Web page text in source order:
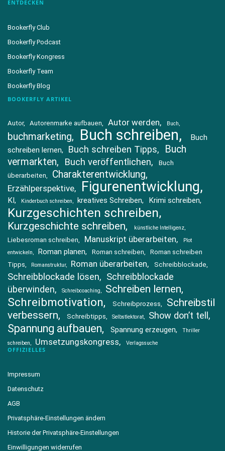
ENTDECKEN
Bookerfly Club
Bookerfly Podcast
Bookerfly Kongress
Bookerfly Team
Bookerfly Blog
BOOKERFLY ARTIKEL
Autor Autorenmarke aufbauen Autor werden Buch
buchmarketing Buch schreiben
Buch
schreiben lernen
Buch schreiben Tipps
Buch
vermarkten
Buch veröffentlichen
Buch
überarbeiten
Charakterentwicklung
Erzählperspektive Figurenentwicklung
KI Kinderbuch schreiben kreatives Schreiben Krimi schreiben
Kurzgeschichten schreiben
Kurzgeschichte schreiben künstliche Intelligenz
Liebesroman schreiben Manuskript überarbeiten
Plot
entwickeln
Roman planen Roman schreiben
Roman schreiben
Tipps
Romanstruktur Roman überarbeiten Schreibblockade
Schreibblockade lösen
Schreibblockade
überwinden
Schreibcoaching Schreiben lernen
Schreibmotivation Schreibprozess
Schreibstil
verbessern
Schreibtipps Selbstlektorat Show don’t tell
Spannung aufbauen Spannung erzeugen
Thriller
schreiben
Umsetzungskongress Verlagssuche
OFFIZIELLES
Impressum
Datenschutz
AGB
Privatsphäre-Einstellungen ändern
Historie der Privatsphäre-Einstellungen
Einwilligungen widerrufen